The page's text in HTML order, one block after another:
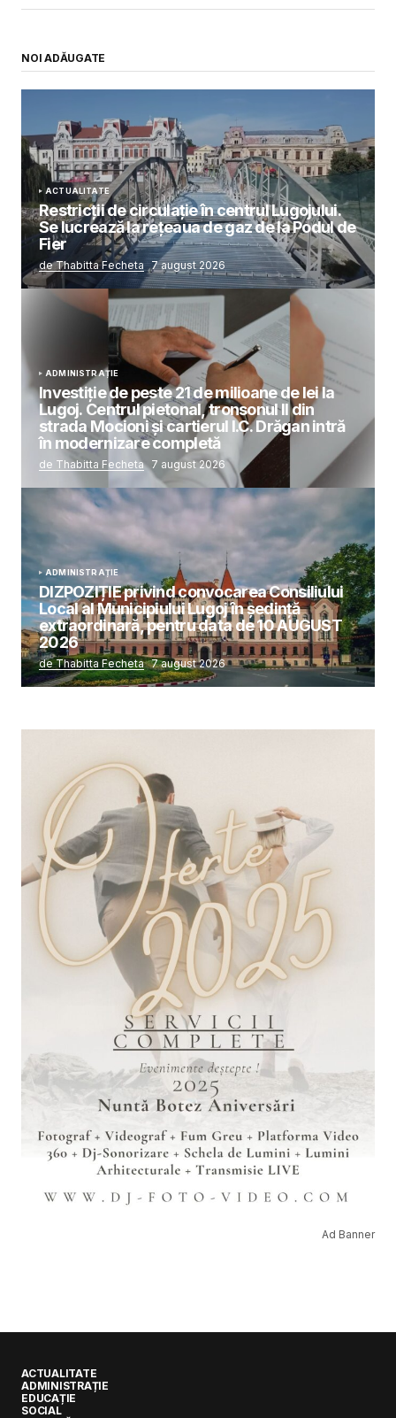
NOI ADĂUGATE
ACTUALITATE
Restricții de circulație în centrul Lugojului.
Se lucrează la rețeaua de gaz de la Podul de
Fier
de Thabitta Fecheta 7 august 2026
ADMINISTRAȚIE
Investiție de peste 21 de milioane de lei la
Lugoj. Centrul pietonal, tronsonul II din
strada Mocioni și cartierul I.C. Drăgan intră
în modernizare completă
de Thabitta Fecheta 7 august 2026
ADMINISTRAȚIE
DIZPOZIȚIE privind convocarea Consiliului
Local al Municipiului Lugoj în şedinţă
extraordinară, pentru data de 10 AUGUST
2026
de Thabitta Fecheta 7 august 2026
Ad Banner
ACTUALITATE
ADMINISTRAȚIE
EDUCAȚIE
SOCIAL